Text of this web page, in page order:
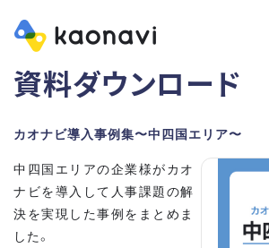
資料ダウンロード
カオナビ導入事例集〜中四国エリア〜
中四国エリアの企業様がカオ
ナビを導入して人事課題の解
決を実現した事例をまとめま
した。